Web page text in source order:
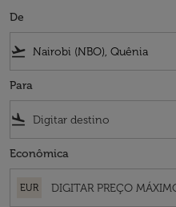
De
flight_takeoff
Para
flight_land
Econômica
EUR